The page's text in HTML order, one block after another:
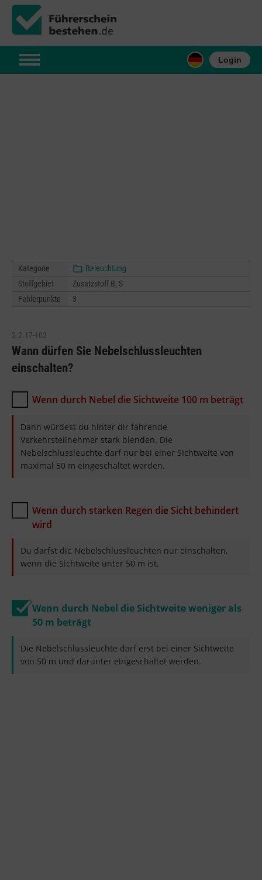
Login
Kategorie
Beleuchtung
Stoffgebiet
Zusatzstoff B, S
Fehlerpunkte
3
2.2.17-102
Wann dürfen Sie Nebelschlussleuchten
einschalten?
Wenn durch Nebel die Sichtweite 100 m beträgt
Dann würdest du hinter dir fahrende
Verkehrsteilnehmer stark blenden. Die
Nebelschlussleuchte darf nur bei einer Sichtweite von
maximal 50 m eingeschaltet werden.
Wenn durch starken Regen die Sicht behindert
wird
Du darfst die Nebelschlussleuchten nur einschalten,
wenn die Sichtweite unter 50 m ist.
Wenn durch Nebel die Sichtweite weniger als
50 m beträgt
Die Nebelschlussleuchte darf erst bei einer Sichtweite
von 50 m und darunter eingeschaltet werden.